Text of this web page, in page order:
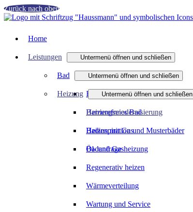
Zurück nach oben
Home
Leistungen Untermenü öffnen und schließen
Bad Untermenü öffnen und schließen
Badmodernisierung
Barrierefreies Bad
Badinspiration und Musterbäder
Badanfrage
Heizung Untermenü öffnen und schließen
Heizungsmodernisierung
Heizen mit Gas
Öl- und Gasheizung
Regenerativ heizen
Wärmeverteilung
Wartung und Service